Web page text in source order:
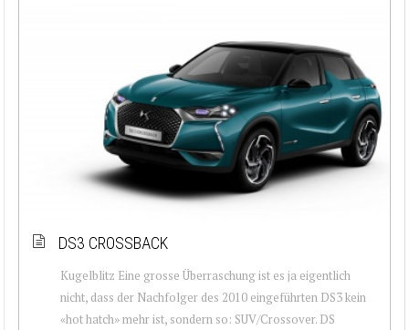
DS3 CROSSBACK
Kugelblitz Eine grosse Überraschung ist es ja eigentlich
nicht, dass der Nachfolger des 2010 eingeführten DS3 kein
«hot hatch» mehr ist, sondern so: SUV/Crossover. DS